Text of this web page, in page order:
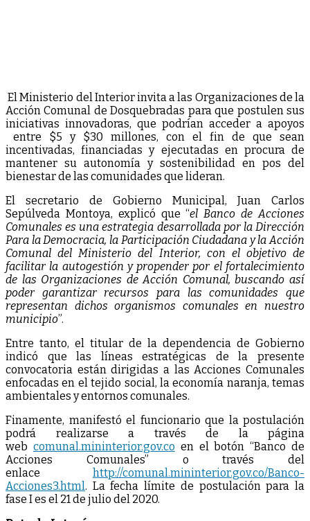
El Ministerio del Interior invita a las Organizaciones de la
Acción Comunal de Dosquebradas para que postulen sus
iniciativas innovadoras, que podrían acceder a apoyos
entre $5 y $30 millones, con el fin de que sean
incentivadas, financiadas y ejecutadas en procura de
mantener su autonomía y sostenibilidad en pos del
bienestar de las comunidades que lideran.
El secretario de Gobierno Municipal, Juan Carlos
Sepúlveda Montoya, explicó que “el Banco de Acciones
Comunales es una estrategia desarrollada por la Dirección
Para la Democracia, la Participación Ciudadana y la Acción
Comunal del Ministerio del Interior, con el objetivo de
facilitar la autogestión y propender por el fortalecimiento
de las Organizaciones de Acción Comunal, buscando así
poder garantizar recursos para las comunidades que
representan dichos organismos comunales en nuestro
municipio”.
Entre tanto, el titular de la dependencia de Gobierno
indicó que las líneas estratégicas de la presente
convocatoria están dirigidas a las Acciones Comunales
enfocadas en el tejido social, la economía naranja, temas
ambientales y entornos comunales.
Finamente, manifestó el funcionario que la postulación
podrá realizarse a través de la página
web comunal.mininterior.gov.co en el botón “Banco de
Acciones Comunales” o través del
enlace http://comunal.mininterior.gov.co/Banco-
Acciones3.html. La fecha límite de postulación para la
fase I es el 21 de julio del 2020.